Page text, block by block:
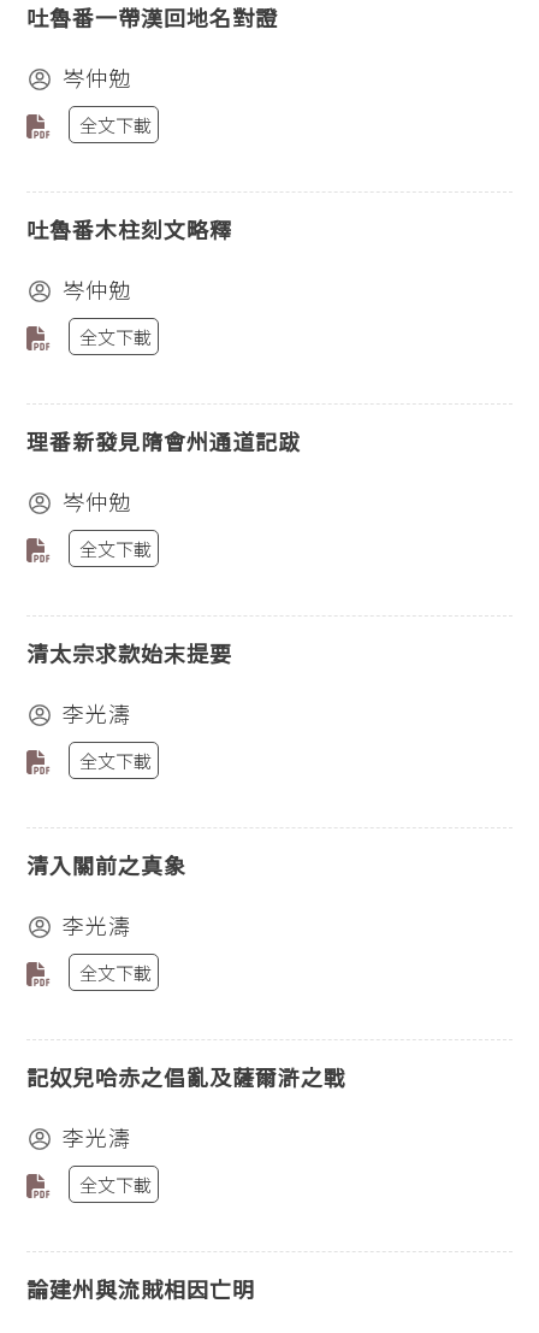
吐魯番一帶漢回地名對證
岑仲勉
全文下載
吐魯番木柱刻文略釋
岑仲勉
全文下載
理番新發見隋會州通道記跋
岑仲勉
全文下載
清太宗求款始末提要
李光濤
全文下載
清入關前之真象
李光濤
全文下載
記奴兒哈赤之倡亂及薩爾滸之戰
李光濤
全文下載
論建州與流賊相因亡明